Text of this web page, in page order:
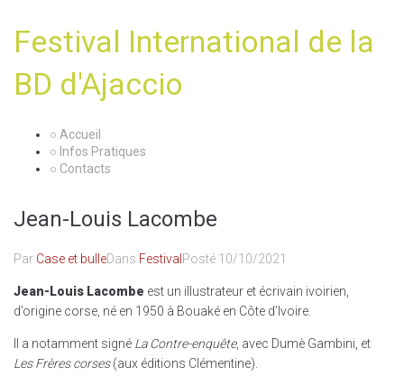
Festival International de la
BD d'Ajaccio
○ Accueil
○ Infos Pratiques
○ Contacts
Jean-Louis Lacombe
Par Case et bulleDans Festival Posté 10/10/2021
Jean-Louis Lacombe est un illustrateur et écrivain ivoirien,
d’origine corse, né en 1950 à Bouaké en Côte d’Ivoire.
Il a notamment signé La Contre-enquête, avec Dumè Gambini, et
Les Frères corses(aux éditions Clémentine).